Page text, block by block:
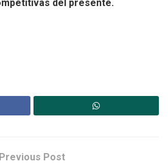
del presente.
Previous Post